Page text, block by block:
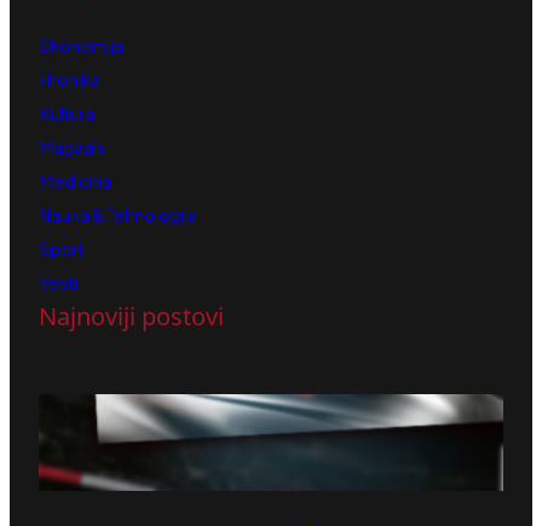
Ekonomija
Hronika
Kultura
Magazin
Medicina
Nauka & Tehnologija
Sport
Vesti
Najnoviji postovi